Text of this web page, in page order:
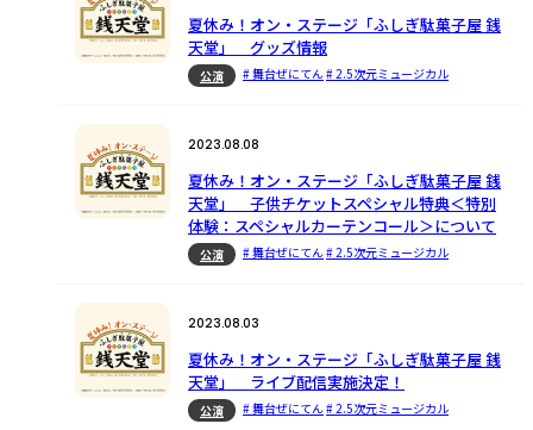
夏休み！オン・ステージ「ふしぎ駄菓子屋 銭
天堂」 グッズ情報
公演 # 舞台ぜにてん# 2.5次元ミュージカル
2023.08.08
夏休み！オン・ステージ「ふしぎ駄菓子屋 銭
天堂」 子供チケットスペシャル特典＜特別
体験：スペシャルカーテンコール＞について
公演 # 舞台ぜにてん# 2.5次元ミュージカル
2023.08.03
夏休み！オン・ステージ「ふしぎ駄菓子屋 銭
天堂」 ライブ配信実施決定！
公演 # 舞台ぜにてん# 2.5次元ミュージカル